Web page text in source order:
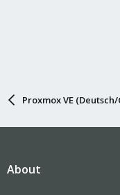
Proxmox VE
About